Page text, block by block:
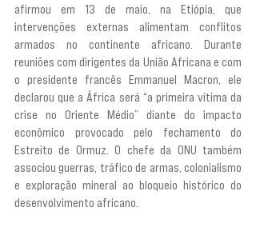
afirmou em 13 de maio, na Etiópia, que
intervenções externas alimentam conflitos
armados no continente africano. Durante
reuniões com dirigentes da União Africana e com
o presidente francês Emmanuel Macron, ele
declarou que a África será “a primeira vítima da
crise no Oriente Médio” diante do impacto
econômico provocado pelo fechamento do
Estreito de Ormuz. O chefe da ONU também
associou guerras, tráfico de armas, colonialismo
e exploração mineral ao bloqueio histórico do
desenvolvimento africano.